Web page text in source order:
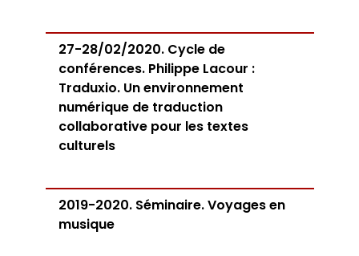
27-28/02/2020. Cycle de
conférences. Philippe Lacour :
Traduxio. Un environnement
numérique de traduction
collaborative pour les textes
culturels
2019-2020. Séminaire. Voyages en
musique